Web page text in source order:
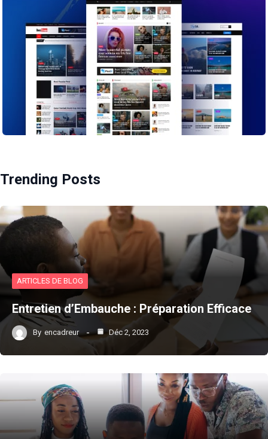
Trending Posts
ARTICLES DE BLOG
Entretien d’Embauche : Préparation Efficace
By encadreur Déc 2, 2023